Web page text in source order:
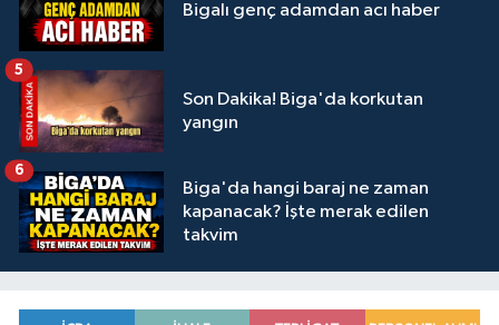
Bigalı genç adamdan acı haber
Son Dakika! Biga'da korkutan
yangın
5
Biga'da hangi baraj ne zaman
kapanacak? İşte merak edilen
takvim
6